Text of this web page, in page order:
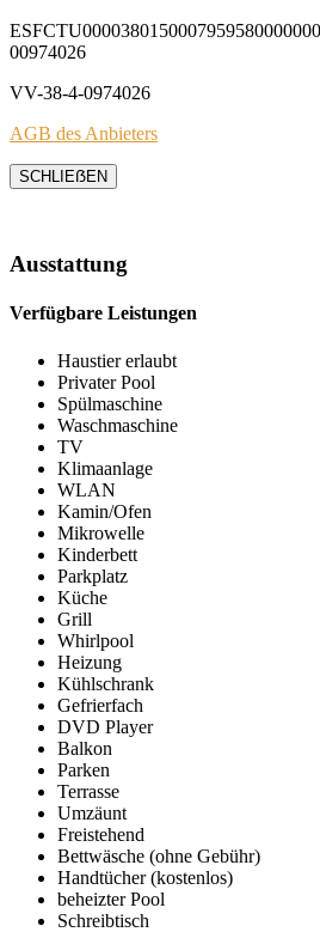
00974026
VV-38-4-0974026
AGB des Anbieters
SCHLIEẞEN
Ausstattung
Verfügbare Leistungen
Haustier erlaubt
Privater Pool
Spülmaschine
Waschmaschine
TV
Klimaanlage
WLAN
Kamin/Ofen
Mikrowelle
Kinderbett
Parkplatz
Küche
Grill
Whirlpool
Heizung
Kühlschrank
Gefrierfach
DVD Player
Balkon
Parken
Terrasse
Umzäunt
Freistehend
Bettwäsche (ohne Gebühr)
Handtücher (kostenlos)
beheizter Pool
Schreibtisch